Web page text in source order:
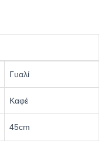
Γυαλί
Καφέ
45cm